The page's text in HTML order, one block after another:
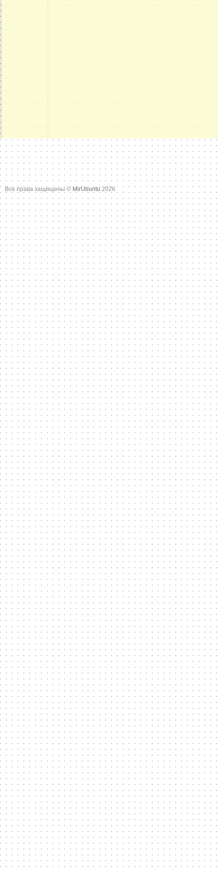
Все права защищены © MirUbuntu 2026